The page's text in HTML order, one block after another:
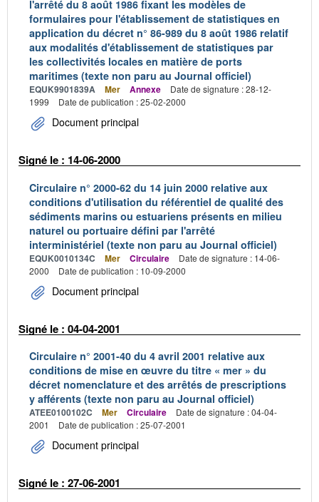
l'arrêté du 8 août 1986 fixant les modèles de
formulaires pour l'établissement de statistiques en
application du décret n° 86-989 du 8 août 1986 relatif
aux modalités d'établissement de statistiques par
les collectivités locales en matière de ports
maritimes (texte non paru au Journal officiel)
EQUK9901839A Mer Annexe
Date de signature : 28-12-
1999
Date de publication : 25-02-2000
Document principal
Signé le : 14-06-2000
Circulaire n° 2000-62 du 14 juin 2000 relative aux
conditions d'utilisation du référentiel de qualité des
sédiments marins ou estuariens présents en milieu
naturel ou portuaire défini par l'arrêté
interministériel (texte non paru au Journal officiel)
EQUK0010134C Mer Circulaire
Date de signature : 14-06-
2000
Date de publication : 10-09-2000
Document principal
Signé le : 04-04-2001
Circulaire n° 2001-40 du 4 avril 2001 relative aux
conditions de mise en œuvre du titre « mer » du
décret nomenclature et des arrêtés de prescriptions
y afférents (texte non paru au Journal officiel)
ATEE0100102C Mer Circulaire
Date de signature : 04-04-
2001
Date de publication : 25-07-2001
Document principal
Signé le : 27-06-2001